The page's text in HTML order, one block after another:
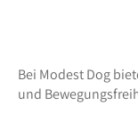
Bei Modest Dog
und